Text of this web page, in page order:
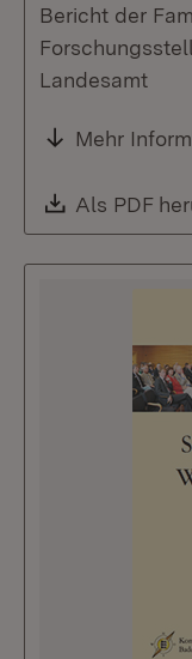
Bericht der
Landesamt
Mehr
Download:
Als PDF